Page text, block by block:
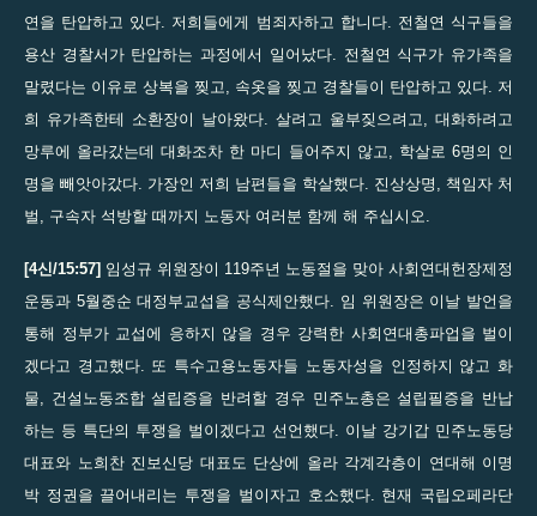
연을 탄압하고 있다. 저희들에게 범죄자하고 합니다. 전철연 식구들을
용산 경찰서가 탄압하는 과정에서 일어났다. 전철연 식구가 유가족을
말렸다는 이유로 상복을 찢고, 속옷을 찢고 경찰들이 탄압하고 있다. 저
희 유가족한테 소환장이 날아왔다. 살려고 울부짖으려고, 대화하려고
망루에 올라갔는데 대화조차 한 마디 들어주지 않고, 학살로 6명의 인
명을 빼앗아갔다. 가장인 저희 남편들을 학살했다. 진상상명, 책임자 처
벌, 구속자 석방할 때까지 노동자 여러분 함께 해 주십시오.
[4신/15:57] 임성규 위원장이 119주년 노동절을 맞아 사회연대헌장제정
운동과 5월중순 대정부교섭을 공식제안했다. 임 위원장은 이날 발언을
통해 정부가 교섭에 응하지 않을 경우 강력한 사회연대총파업을 벌이
겠다고 경고했다. 또 특수고용노동자들 노동자성을 인정하지 않고 화
물, 건설노동조합 설립증을 반려할 경우 민주노총은 설립필증을 반납
하는 등 특단의 투쟁을 벌이겠다고 선언했다. 이날 강기갑 민주노동당
대표와 노희찬 진보신당 대표도 단상에 올라 각계각층이 연대해 이명
박 정권을 끌어내리는 투쟁을 벌이자고 호소했다. 현재 국립오페라단